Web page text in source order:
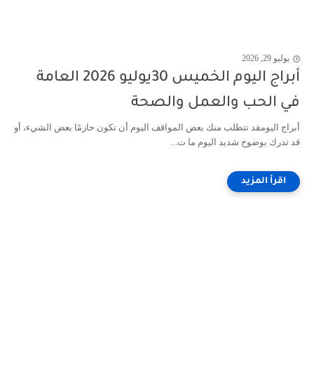
يوليو 29, 2026
أبراج اليوم الخميس 30يوليو 2026 العامة
في الحب والعمل والصحة
أبراج اليومقد تتطلب منك بعض المواقف اليوم أن تكون حازمًا بعض الشيء، أو
قد تدرك بوضوح شديد اليوم ما ت...